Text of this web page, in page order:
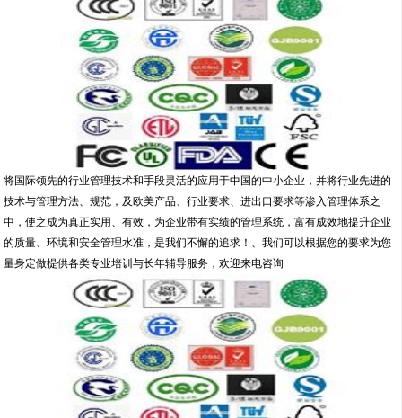
将国际领先的行业管理技术和手段灵活的应用于中国的中小企业，并将行业先进的
技术与管理方法、规范，及欧美产品、行业要求、进出口要求等渗入管理体系之
中，使之成为真正实用、有效，为企业带有实绩的管理系统，富有成效地提升企业
的质量、环境和安全管理水准，是我们不懈的追求！、我们可以根据您的要求为您
量身定做提供各类专业培训与长年辅导服务，欢迎来电咨询